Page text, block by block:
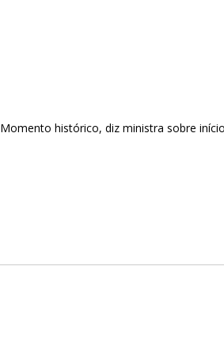
Momento histórico, diz ministra sobre